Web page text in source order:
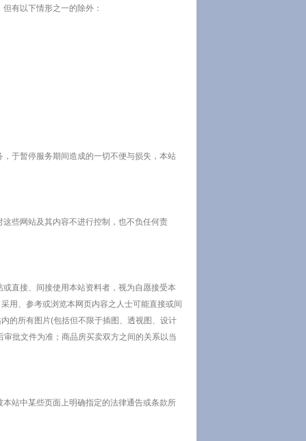
有以下情形之一的除外：
于暂停服务期间造成的一切不便与损失，本站
些网站及其内容不进行控制，也不负任何责
直接、间接使用本站资料者，视为自愿接受本
用、参考或浏览本网页内容之人士可能直接或间
的所有图片(包括但不限于插图、透视图、设计
批文件为准；商品房买卖双方之间的关系以当
站中某些页面上明确指定的法律通告或条款所